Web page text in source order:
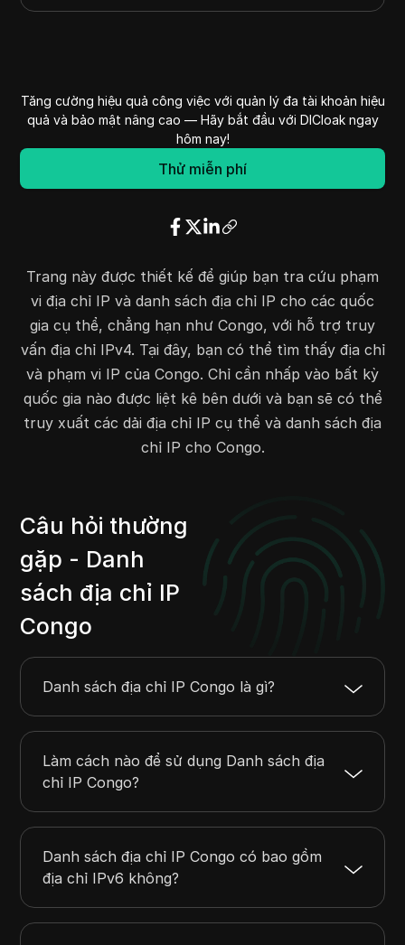
164.160.16.0
164.160.19.255
1024
169.239.43.0
169.239.43.255
256
169.255.75.255
196.43.240.255
196.60.56.0
196.60.56.255
256
196.49.56.0
196.49.56.255
256
196.49.60.0
196.49.60.255
256
197.149.136.0
197.149.139.255
1024
197.157.252.0
197.157.255.255
1024
197.214.128.0
197.214.255.255
32768
197.255.176.0
197.255.191.255
4096
212.165.128.255
Tăng cường hiệu quả công việc với quản lý đa tài khoản hiệu
quả và bảo mật nâng cao — Hãy bắt đầu với DICloak ngay
hôm nay!
Thử miễn phí
Trang này được thiết kế để giúp bạn tra cứu phạm
vi địa chỉ IP và danh sách địa chỉ IP cho các quốc
gia cụ thể, chẳng hạn như Congo, với hỗ trợ truy
vấn địa chỉ IPv4. Tại đây, bạn có thể tìm thấy địa chỉ
và phạm vi IP của Congo. Chỉ cần nhấp vào bất kỳ
quốc gia nào được liệt kê bên dưới và bạn sẽ có thể
truy xuất các dải địa chỉ IP cụ thể và danh sách địa
chỉ IP cho Congo.
Câu hỏi thường
gặp - Danh
sách địa chỉ IP
Congo
Danh sách địa chỉ IP Congo là gì?
Làm cách nào để sử dụng Danh sách địa
chỉ IP Congo?
Danh sách địa chỉ IP Congo có bao gồm
địa chỉ IPv6 không?